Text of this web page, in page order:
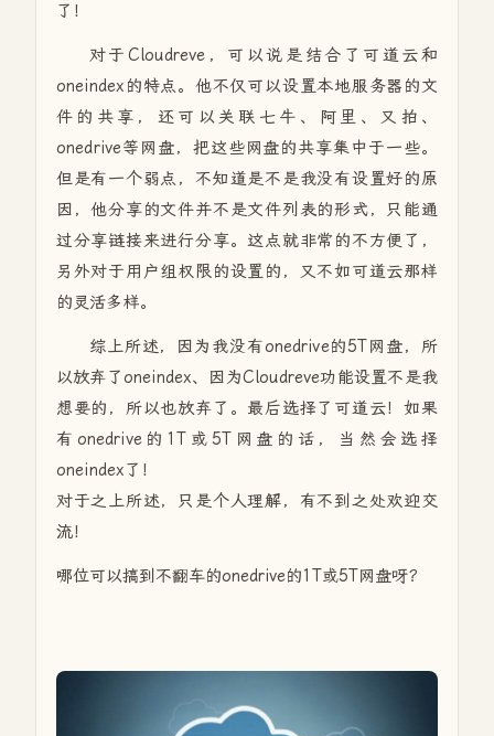
了！
对于Cloudreve，可以说是结合了可道云和
oneindex的特点。他不仅可以设置本地服务器的文
件的共享，还可以关联七牛、阿里、又拍、
onedrive等网盘，把这些网盘的共享集中于一些。
但是有一个弱点，不知道是不是我没有设置好的原
因，他分享的文件并不是文件列表的形式，只能通
过分享链接来进行分享。这点就非常的不方便了，
另外对于用户组权限的设置的，又不如可道云那样
的灵活多样。
综上所述，因为我没有onedrive的5T网盘，所
以放弃了oneindex、因为Cloudreve功能设置不是我
想要的，所以也放弃了。最后选择了可道云！如果
有onedrive的1T或5T网盘的话，当然会选择
oneindex了！
对于之上所述，只是个人理解，有不到之处欢迎交
流！
哪位可以搞到不翻车的onedrive的1T或5T网盘呀？